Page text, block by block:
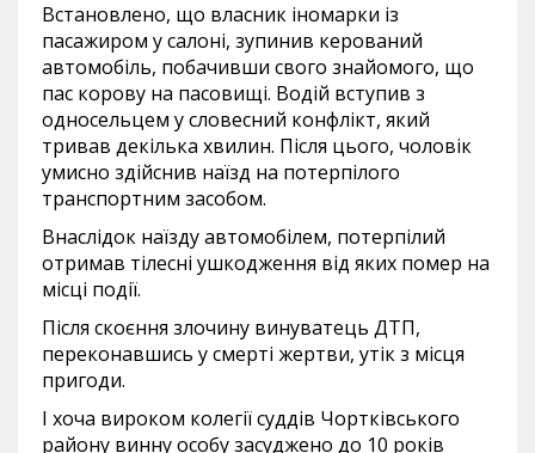
Встановлено, що власник іномарки із
пасажиром у салоні, зупинив керований
автомобіль, побачивши свого знайомого, що
пас корову на пасовищі. Водій вступив з
односельцем у словесний конфлікт, який
тривав декілька хвилин. Після цього, чоловік
умисно здійснив наїзд на потерпілого
транспортним засобом.
Внаслідок наїзду автомобілем, потерпілий
отримав тілесні ушкодження від яких помер на
місці події.
Після скоєння злочину винуватець ДТП,
переконавшись у смерті жертви, утік з місця
пригоди.
І хоча вироком колегії суддів Чортківського
району винну особу засуджено до 10 років